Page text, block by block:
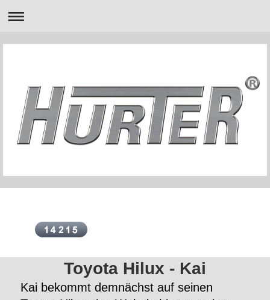
Toyota Hilux - Kai
Kai bekommt demnächst auf seinen